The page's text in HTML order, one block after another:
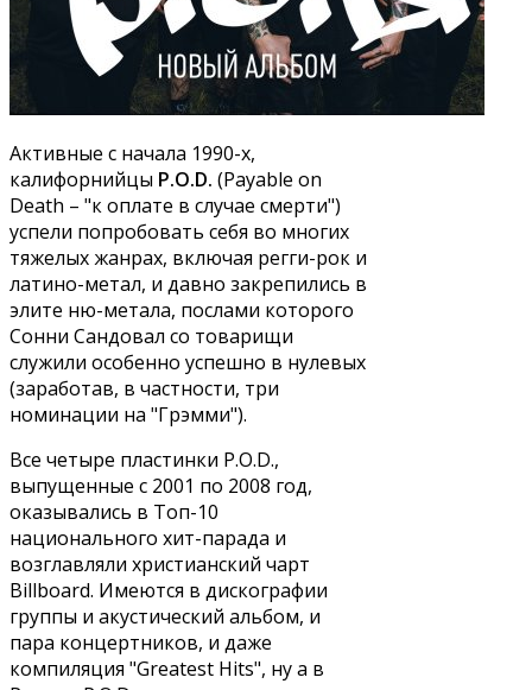
Активные с начала 1990-х,
калифорнийцы P.O.D. (Payable on
Death – "к оплате в случае смерти")
успели попробовать себя во многих
тяжелых жанрах, включая регги-рок и
латино-метал, и давно закрепились в
элите ню-метала, послами которого
Сонни Сандовал со товарищи
служили особенно успешно в нулевых
(заработав, в частности, три
номинации на "Грэмми").
Все четыре пластинки P.O.D.,
выпущенные с 2001 по 2008 год,
оказывались в Топ-10
национального хит-парада и
возглавляли христианский чарт
Billboard. Имеются в дискографии
группы и акустический альбом, и
пара концертников, и даже
компиляция "Greatest Hits", ну а в